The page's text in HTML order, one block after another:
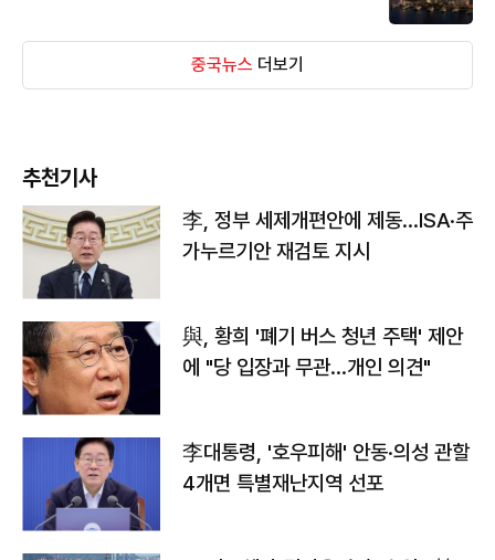
중국뉴스 더보기
추천기사
李, 정부 세제개편안에 제동…ISA·주
가누르기안 재검토 지시
與, 황희 '폐기 버스 청년 주택' 제안
에 "당 입장과 무관…개인 의견"
李대통령, '호우피해' 안동·의성 관할
4개면 특별재난지역 선포